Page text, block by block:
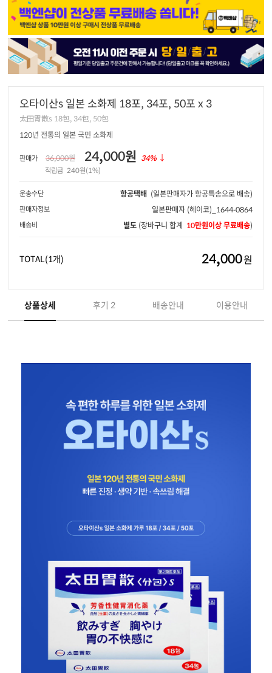
상품상세 후기 2 배송안내 이용안내
오타이산s 일본 소화제 18포, 34포, 50포 x 3
太田胃散s 18包, 34包, 50包
120년 전통의 일본 국민 소화제
판매가 36,000원 24,000원 34% ↓
적립금 240원(1%)
운송수단 항공택배 (일본판매자가 항공특송으로 배송)
판매자정보 일본판매자 (헤이코)_1644-0864
배송비 별도 (장바구니 합계 10만원이상 무료배송)
TOTAL 24,000원
(1개)